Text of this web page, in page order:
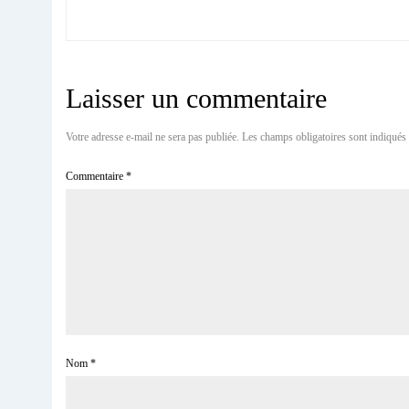
Laisser un commentaire
Votre adresse e-mail ne sera pas publiée. Les champs obligatoires sont indiqués
Commentaire *
Nom *